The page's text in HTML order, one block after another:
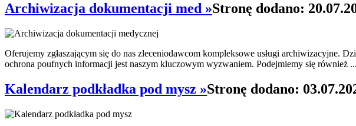
Archiwizacja dokumentacji med »Stronę dodano:
Oferujemy zgłaszającym się do nas zleceniodawcom kompleksowe usługi archiwizacyjne.
ochrona poufnych informacji jest naszym kluczowym wyzwaniem. Podejmiemy się również ...
Kalendarz podkładka pod mysz »Stronę dodano: